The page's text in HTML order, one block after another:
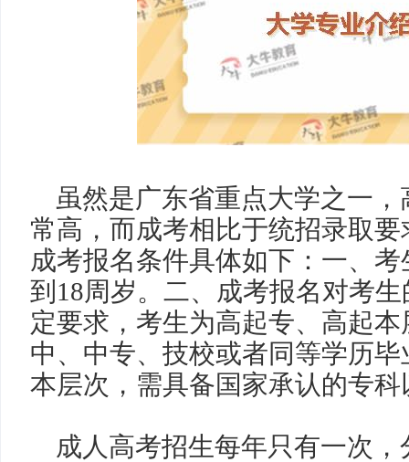
虽然是广东省重点大学之一
常高，而成考相比于统招录取
成考报名条件具体如下：一、
到 18周岁。二、成考报名对考
定要求，考生为高起专、高起
中、中专、技校或者同等学历
本层次，需具备国家承认的专
成人高考招生每年只有一次